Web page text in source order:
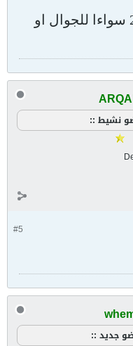
تم التجربة وهو دليل لعام 2007 سواءا للجوال او
نشيط ::
#5
جديد ::